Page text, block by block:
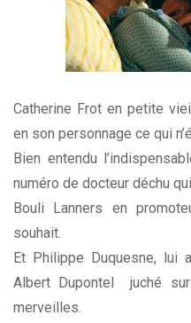
Catherine Frot en petite
en son personnage ce qui
Bien entendu
numéro de docteur déchu
Bouli Lanners en
souhait.
Et Philippe Duquesne, lui
Albert Dupontel juché
merveilles.